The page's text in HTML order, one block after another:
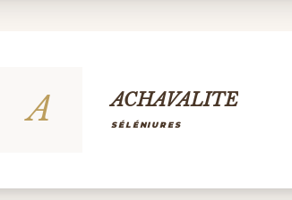
A ACHAVALITE
SÉLÉNIURES